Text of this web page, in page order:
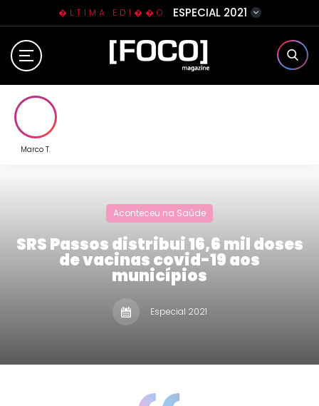
�LTIMA EDI��O ESPECIAL 2021
Home
Contato
Marco T.
Aconteceu na Saúde
SRS Passos distribui 16,6 mil doses
de vacinas covid-19 aos
municípios
Especial 2021